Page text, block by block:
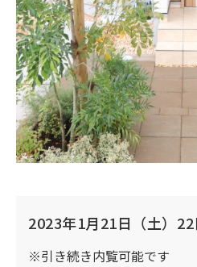
2023年1月21日（土）22
※引き続き内覧可能です